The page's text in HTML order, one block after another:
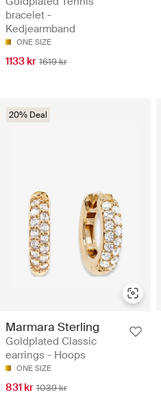
bracelet -
Kedjearmband
ONE SIZE
1133 kr 1619 kr
20% Deal
Marmara Sterling
Goldplated Classic
earrings - Hoops
ONE SIZE
831 kr 1039 kr